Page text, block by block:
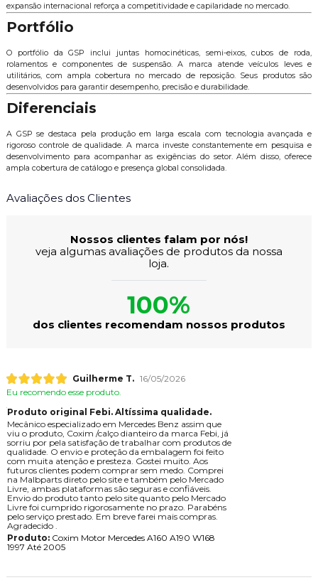
expansão internacional reforça a competitividade e capilaridade no mercado.
Portfólio
O portfólio da GSP inclui juntas homocinéticas, semi-eixos, cubos de roda,
rolamentos e componentes de suspensão. A marca atende veículos leves e
utilitários, com ampla cobertura no mercado de reposição. Seus produtos são
desenvolvidos para garantir desempenho, precisão e durabilidade.
Diferenciais
A GSP se destaca pela produção em larga escala com tecnologia avançada e
rigoroso controle de qualidade. A marca investe constantemente em pesquisa e
desenvolvimento para acompanhar as exigências do setor. Além disso, oferece
ampla cobertura de catálogo e presença global consolidada.
Avaliações dos Clientes
Nossos clientes falam por nós!
veja algumas avaliações de produtos da nossa
loja.
100%
dos clientes recomendam nossos produtos
Guilherme T. 16/05/2026
Eu recomendo esse produto.
Produto original Febi. Altíssima qualidade.
Mecânico especializado em Mercedes Benz assim que
viu o produto, Coxim /calço dianteiro da marca Febi, já
sorriu por pela satisfação de trabalhar com produtos de
qualidade. O envio e proteção da embalagem foi feito
com muita atenção e presteza. Gostei muito. Aos
futuros clientes podem comprar sem medo. Comprei
na Malbparts direto pelo site e também pelo Mercado
Livre, ambas plataformas são seguras e confiáveis.
Envio do produto tanto pelo site quanto pelo Mercado
Livre foi cumprido rigorosamente no prazo. Parabéns
pelo serviço prestado. Em breve farei mais compras.
Agradecido .
Produto:Coxim Motor Mercedes A160 A190 W168
1997 Até 2005